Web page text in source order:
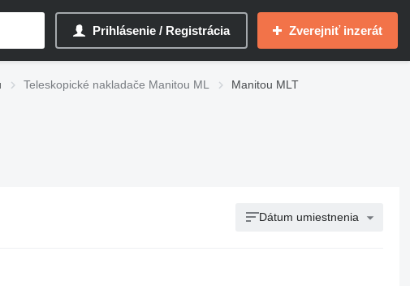
Prihlásenie / Registrácia Zverejniť inzerát
Teleskopické nakladače Manitou ML
Manitou MLT
Dátum umiestnenia